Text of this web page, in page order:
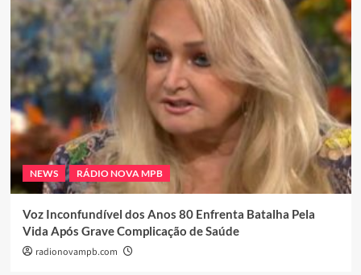
NEWS RÁDIO NOVA MPB
Voz Inconfundível dos Anos 80 Enfrenta Batalha Pela
Vida Após Grave Complicação de Saúde
radionovampb.com